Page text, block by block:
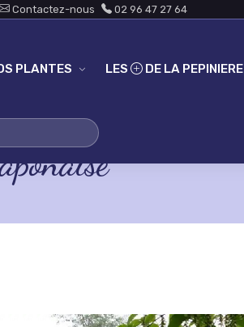
Contactez-nous 02 96 47 27 64
PLANTES LES DE LA PEPINIERE